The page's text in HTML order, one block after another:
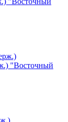
"Восточный